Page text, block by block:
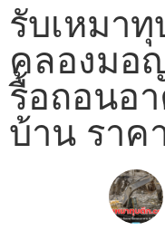
รับเหมา
คลองมอ
รื้อถอนอ
บ้าน ราค